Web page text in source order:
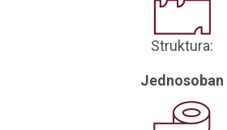
Struktura:
Jednosoban